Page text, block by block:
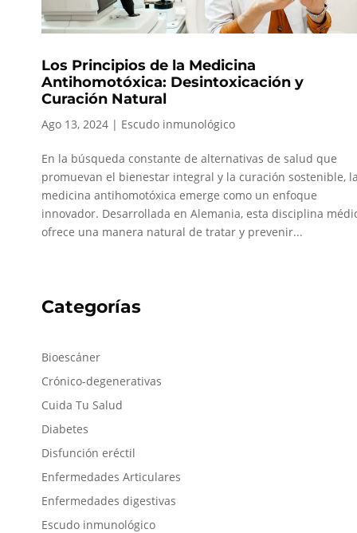
Los Principios de la Medicina
Antihomotóxica: Desintoxicación y
Curación Natural
Ago 13, 2024 | Escudo inmunológico
En la búsqueda constante de alternativas de salud que
promuevan el bienestar integral y la curación sostenible,
medicina antihomotóxica emerge como un enfoque
innovador. Desarrollada en Alemania, esta disciplina
ofrece una manera natural de tratar y prevenir...
Categorías
Bioescáner
Crónico-degenerativas
Cuida Tu Salud
Diabetes
Disfunción eréctil
Enfermedades Articulares
Enfermedades digestivas
Escudo inmunológico